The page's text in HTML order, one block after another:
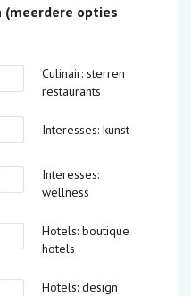
(meerdere opties
Culinair: sterren
restaurants
Interesses: kunst
Interesses:
wellness
Hotels: boutique
hotels
Hotels: design